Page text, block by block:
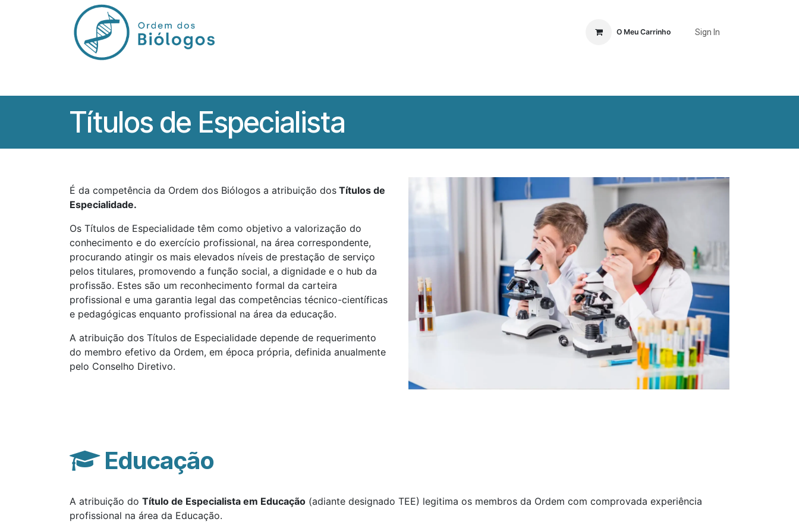
Pular para o conteúdo
O Meu Carrinho Sign In
Títulos de Especialista
É da competência da Ordem dos Biólogos a atribuição dos Títulos de
Especialidade.
Os Títulos de Especialidade têm como objetivo a valorização do
conhecimento e do exercício profissional, na área correspondente,
procurando atingir os mais elevados níveis de prestação de serviço
pelos titulares, promovendo a função social, a dignidade e o hub da
profissão. Estes são um reconhecimento formal da carteira
profissional e uma garantia legal das competências técnico-científicas
e pedagógicas enquanto profissional na área da educação.
A atribuição dos Títulos de Especialidade depende de requerimento
do membro efetivo da Ordem, em época própria, definida anualmente
pelo Conselho Diretivo.
Educação
A atribuição do Título de Especialista em Educação (adiante designado TEE) legitima os membros da Ordem com comprovada experiência
profissional na área da Educação.